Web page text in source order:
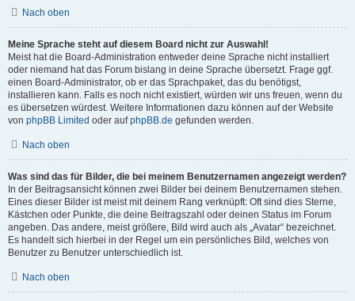
Nach oben
Meine Sprache steht auf diesem Board nicht zur Auswahl!
Meist hat die Board-Administration entweder deine Sprache nicht installiert
oder niemand hat das Forum bislang in deine Sprache übersetzt. Frage ggf.
einen Board-Administrator, ob er das Sprachpaket, das du benötigst,
installieren kann. Falls es noch nicht existiert, würden wir uns freuen, wenn du
es übersetzen würdest. Weitere Informationen dazu können auf der Website
von phpBB Limited oder aufphpBB.de gefunden werden.
Nach oben
Was sind das für Bilder, die bei meinem Benutzernamen angezeigt werden?
In der Beitragsansicht können zwei Bilder bei deinem Benutzernamen stehen.
Eines dieser Bilder ist meist mit deinem Rang verknüpft: Oft sind dies Sterne,
Kästchen oder Punkte, die deine Beitragszahl oder deinen Status im Forum
angeben. Das andere, meist größere, Bild wird auch als „Avatar“ bezeichnet.
Es handelt sich hierbei in der Regel um ein persönliches Bild, welches von
Benutzer zu Benutzer unterschiedlich ist.
Nach oben